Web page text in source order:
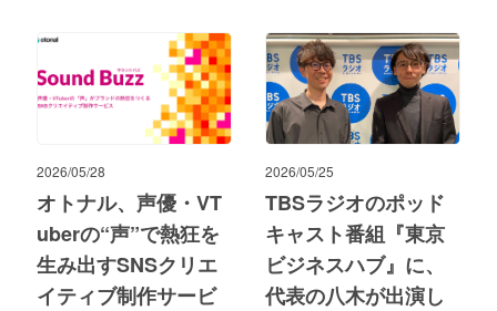
2026/05/28
オトナル、声優・VT
uberの“声”で熱狂を
生み出すSNSクリエ
イティブ制作サービ
2026/05/25
TBSラジオのポッド
キャスト番組『東京
ビジネスハブ』に、
代表の八木が出演し